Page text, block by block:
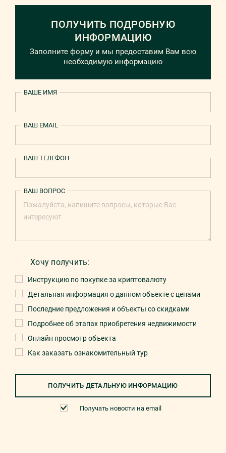
ПОЛУЧИТЬ ПОДРОБНУЮ
ИНФОРМАЦИЮ
Заполните форму и мы предоставим Вам всю
необходимую информацию
ВАШЕ ИМЯ
ВАШ EMAIL
ВАШ ТЕЛЕФОН
Хочу получить:
Инструкцию по покупке за криптовалюту
Детальная информация о данном объекте с ценами
Последние предложения и объекты со скидками
Подробнее об этапах приобретения недвижимости
Онлайн просмотр объекта
Как заказать ознакомительный тур
ВАШ ВОПРОС
ПОЛУЧИТЬ ДЕТАЛЬНУЮ ИНФОРМАЦИЮ
Получать новости на email